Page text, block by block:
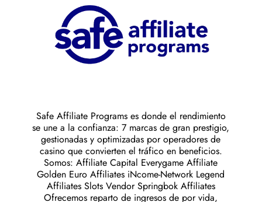
Safe Affiliate Programs es donde el rendimiento
se une a la confianza: 7 marcas de gran prestigio,
gestionadas y optimizadas por operadores de
casino que convierten el tráfico en beneficios.
Somos: Affiliate Capital Everygame Affiliate
Golden Euro Affiliates iNcome-Network Legend
Affiliates Slots Vendor Springbok Affiliates
Ofrecemos reparto de ingresos de por vida,